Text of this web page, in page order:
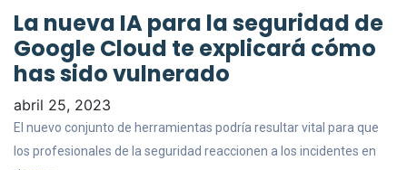
La nueva IA para la seguridad de
Google Cloud te explicará cómo
has sido vulnerado
abril 25, 2023
El nuevo conjunto de herramientas podría resultar vital para que
los profesionales de la seguridad reaccionen a los incidentes en